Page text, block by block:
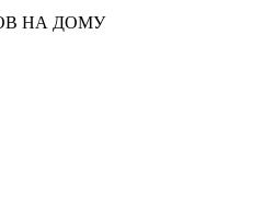
НА ДОМУ